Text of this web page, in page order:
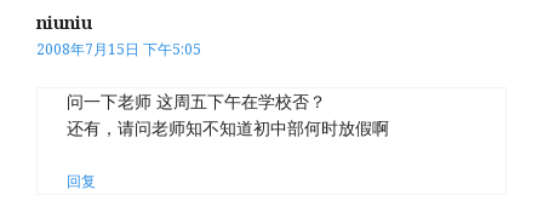
niuniu
2008年7月15日 下午5:05
问一下老师 这周五下午在学校否？
还有，请问老师知不知道初中部何时放假啊
回复